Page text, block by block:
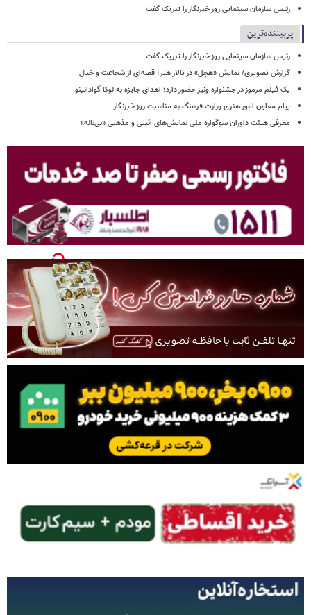
رئیس سازمان سینمایی روز خبرنگار را تبریک گفت
پربیننده‌ترین
رئیس سازمان سینمایی روز خبرنگار را تبریک گفت
گزارش تصویری/ نمایش «هچل» در تالار هنر؛ قصه‌ای از شجاعت و خیال
یک فیلم مرموز در جشنواره ونیز حضور دارد؛ اهدای جایزه به لوکا گوادانینو
پیام معاون امور هنری وزارت فرهنگ به مناسبت روز خبرنگار
معرفی هیئت داوران سوگواره ملی نمایش‌های آئینی و مذهبی «نی‌ناله»